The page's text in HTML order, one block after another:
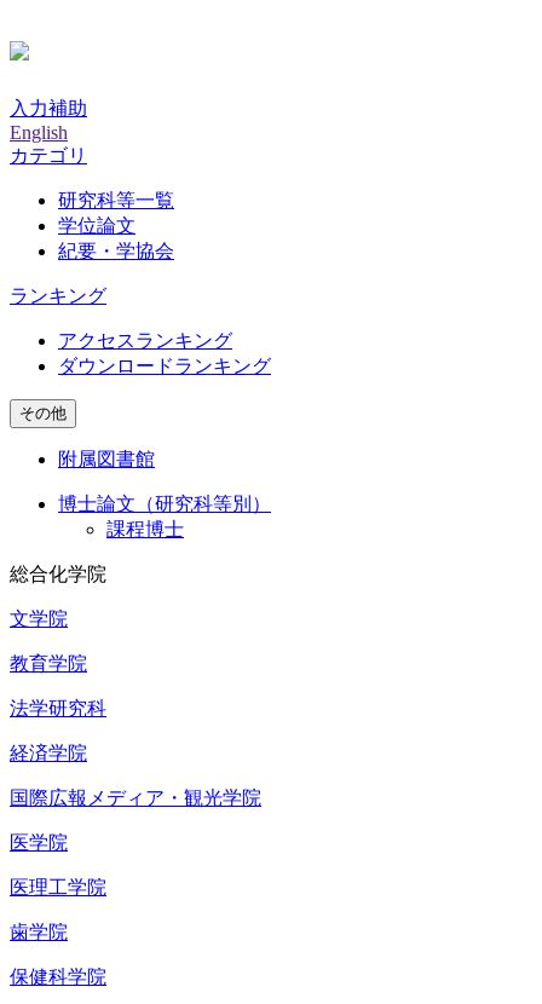
入力補助
English
カテゴリ
研究科等一覧
学位論文
紀要・学協会
ランキング
アクセスランキング
ダウンロードランキング
その他
附属図書館
博士論文（研究科等別）
課程博士
総合化学院
文学院
教育学院
法学研究科
経済学院
国際広報メディア・観光学院
医学院
医理工学院
歯学院
保健科学院